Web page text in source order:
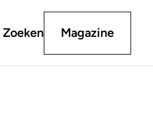
Zoeken Magazine